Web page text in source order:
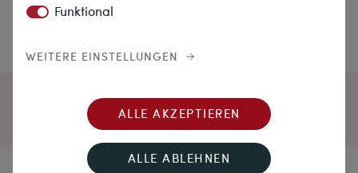
Funktional
WEITERE EINSTELLUNGEN
ALLE AKZEPTIEREN
ALLE ABLEHNEN